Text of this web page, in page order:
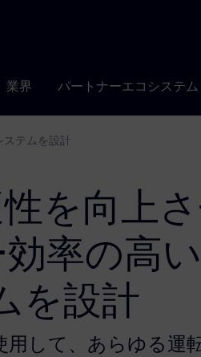
業界 パートナーエコシステム
ステムを設計
を向上
率の高い
を設計
して、あらゆる運